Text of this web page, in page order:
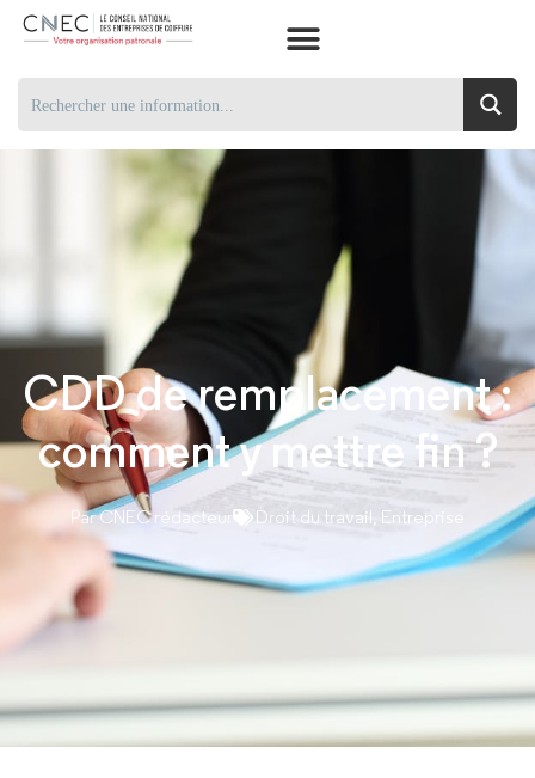
CDD de remplacement :
comment y mettre fin ?
ParCNEC rédacteur Droit du travail, Entreprise